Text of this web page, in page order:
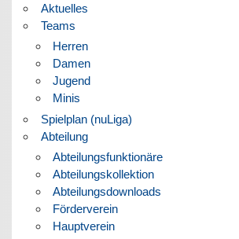
Aktuelles
Teams
Herren
Damen
Jugend
Minis
Spielplan (nuLiga)
Abteilung
Abteilungsfunktionäre
Abteilungskollektion
Abteilungsdownloads
Förderverein
Hauptverein